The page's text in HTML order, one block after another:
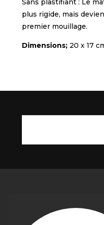
Sans plastifiant : Le
plus rigide, mais
premier mouillage.
Dimensions;20 x 17